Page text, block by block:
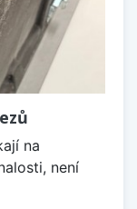
na
není